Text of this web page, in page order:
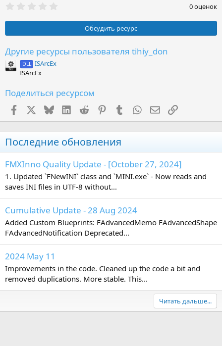
0
з
ё
з
0 оценок
Обсудить ресурс
Другие ресурсы пользователя tihiy_don
DLL ISArcEx
ISArcEx
Поделиться ресурсом
FacebookX (Twitter)
BlueskyLinkedInReddit PinterestTumblr WhatsApp
Электронная
Ссылка
Последние обновления
FMXInno Quality Update - [October 27, 2024]
1. Updated `FNewINI` class and `MINI.exe` - Now reads and
saves INI files in UTF-8 without...
Cumulative Update - 28 Aug 2024
Added Custom Blueprints: FAdvancedMemo FAdvancedShape
FAdvancedNotification Deprecated...
2024 May 11
Improvements in the code. Cleaned up the code a bit and
removed duplications. More stable. This...
Читать дальше...